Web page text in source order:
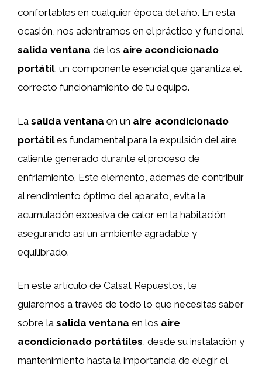
confortables en cualquier época del año. En esta
ocasión, nos adentramos en el práctico y funcional
salida ventana de los aire acondicionado
portátil, un componente esencial que garantiza el
correcto funcionamiento de tu equipo.
La salida ventana en un aire acondicionado
portátiles fundamental para la expulsión del aire
caliente generado durante el proceso de
enfriamiento. Este elemento, además de contribuir
al rendimiento óptimo del aparato, evita la
acumulación excesiva de calor en la habitación,
asegurando así un ambiente agradable y
equilibrado.
En este artículo de Calsat Repuestos, te
guiaremos a través de todo lo que necesitas saber
sobre la salida ventana en los aire
acondicionado portátiles, desde su instalación y
mantenimiento hasta la importancia de elegir el